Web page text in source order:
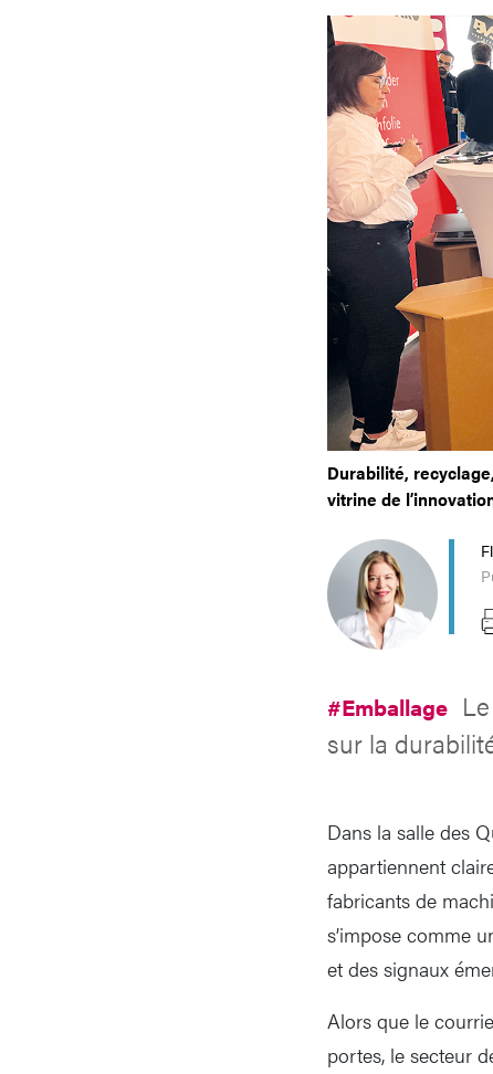
Durabilité,
vitrine de
#Emballage
sur la
Dans la salle des
appartiennent
fabricants de
s’impose comme
et des signaux
Alors que le
portes, le secteur